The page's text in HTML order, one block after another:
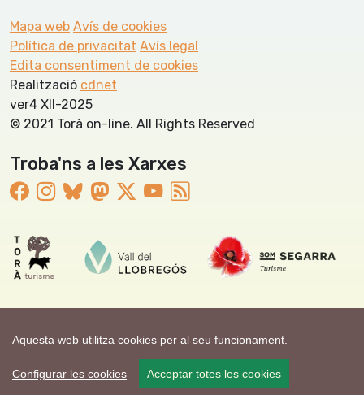
Aquesta web utilitza cookies per al seu funcionament.
Configurar les cookies Acceptar totes les cookies
Mapa web Avís de cookies
Política de privacitat Avís legal
Edita consentiment de cookies
Realització cdnet
ver4 XII-2025
© 2021 Torà on-line. All Rights Reserved
Troba'ns a les Xarxes